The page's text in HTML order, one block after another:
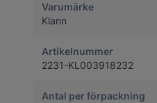
Varumärke
Klann
Artikelnummer
2231-KL003918232
Antal per förpackning